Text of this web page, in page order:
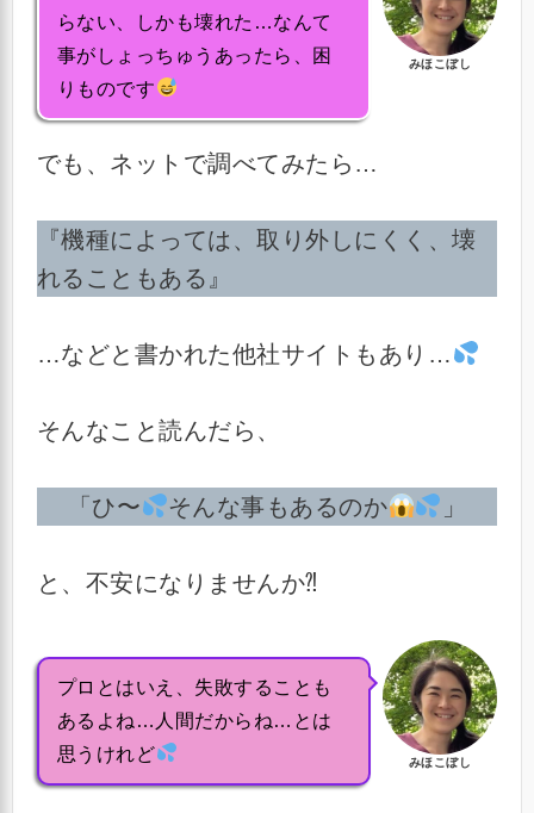
らない、しかも壊れた…なんて
事がしょっちゅうあったら、困
りものです
みほこぼし
でも、ネットで調べてみたら…
『機種によっては、取り外しにくく、壊
れることもある』
…などと書かれた他社サイトもあり…
そんなこと読んだら、
「ひ〜 そんな事もあるのか 」
と、不安になりませんか⁈
プロとはいえ、失敗することも
あるよね…人間だからね…とは
思うけれど
みほこぼし